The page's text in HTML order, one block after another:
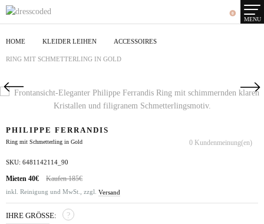
MENU
0
HOME KLEIDER LEIHEN ACCESSOIRES
RING MIT SCHMETTERLING IN GOLD
PHILIPPE FERRANDIS
Ring mit Schmetterling in Gold
SKU: 6481142114_90
0 Kundenmeinung(en)
Mieten 40€ Kaufen 185€
inkl. Reinigung und MwSt., zzgl. Versand
IHRE GRÖSSE: ?